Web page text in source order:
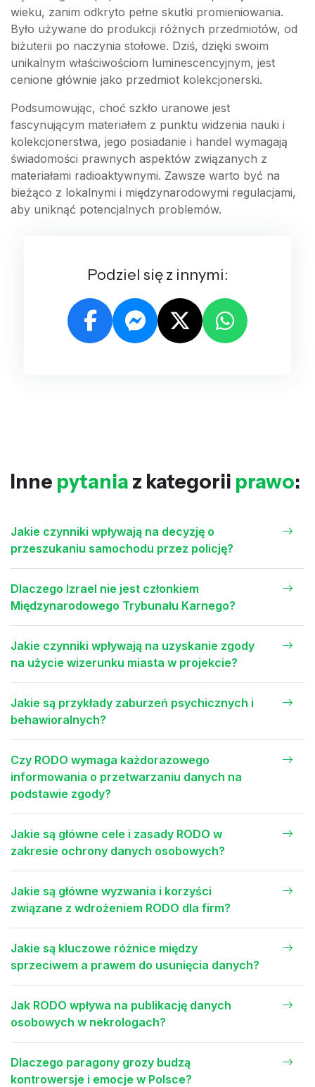
wieku, zanim odkryto pełne skutki promieniowania.
Było używane do produkcji różnych przedmiotów, od
biżuterii po naczynia stołowe. Dziś, dzięki swoim
unikalnym właściwościom luminescencyjnym, jest
cenione głównie jako przedmiot kolekcjonerski.
Podsumowując, choć szkło uranowe jest
fascynującym materiałem z punktu widzenia nauki i
kolekcjonerstwa, jego posiadanie i handel wymagają
świadomości prawnych aspektów związanych z
materiałami radioaktywnymi. Zawsze warto być na
bieżąco z lokalnymi i międzynarodowymi regulacjami,
aby uniknąć potencjalnych problemów.
Podziel się z innymi:
Inne pytania z kategorii prawo:
Jakie czynniki wpływają na decyzję o
przeszukaniu samochodu przez policję?
Dlaczego Izrael nie jest członkiem
Międzynarodowego Trybunału Karnego?
Jakie czynniki wpływają na uzyskanie zgody
na użycie wizerunku miasta w projekcie?
Jakie są przykłady zaburzeń psychicznych i
behawioralnych?
Czy RODO wymaga każdorazowego
informowania o przetwarzaniu danych na
podstawie zgody?
Jakie są główne cele i zasady RODO w
zakresie ochrony danych osobowych?
Jakie są główne wyzwania i korzyści
związane z wdrożeniem RODO dla firm?
Jakie są kluczowe różnice między
sprzeciwem a prawem do usunięcia danych?
Jak RODO wpływa na publikację danych
osobowych w nekrologach?
Dlaczego paragony grozy budzą
kontrowersje i emocje w Polsce?